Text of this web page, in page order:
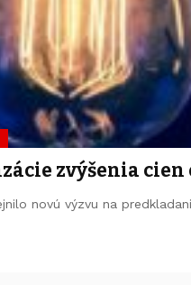
zvýšenia
novú výzvu na